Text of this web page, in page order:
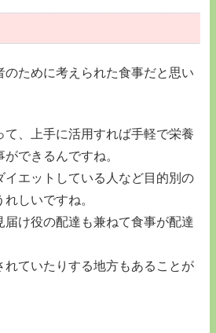
のために考えられた食事だと思い
て、上手に活用すれば手軽で栄養
できるんですね。
イエットしている人など目的別の
しいですね。
届け役の配達も兼ねて食事が配達
れていたりする地方もあることが